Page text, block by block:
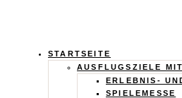
Calistas
Traum
STARTSEITE
AUSFLUGSZIELE
ERLEBNIS-
SPIELEMESSE